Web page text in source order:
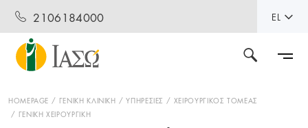
2106184000 EL
HOMEPAGE ΓΕΝΙΚΗ ΚΛΙΝΙΚΗ ΥΠΗΡΕΣΙΕΣ
ΧΕΙΡΟΥΡΓΙΚΟΣ ΤΟΜΕΑΣ
ΓΕΝΙΚΗ ΧΕΙΡΟΥΡΓΙΚΗ